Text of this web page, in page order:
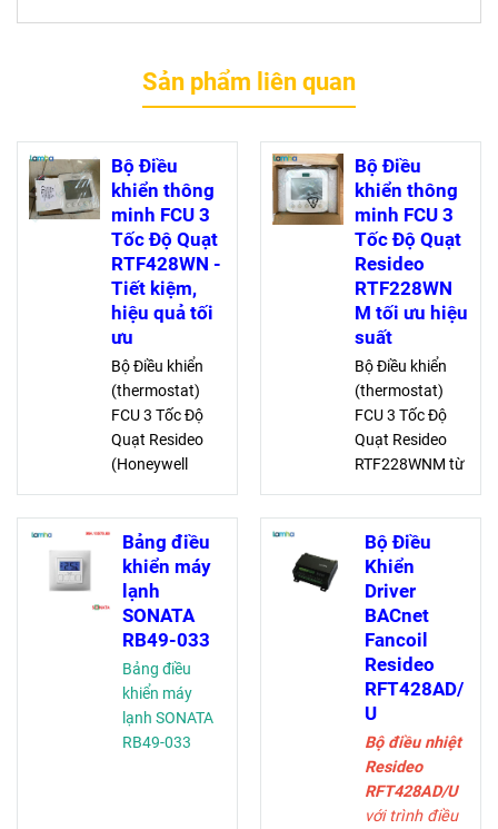
Sản phẩm liên quan
Bộ Điều
khiển thông
minh FCU 3
Tốc Độ Quạt
RTF428WN -
Tiết kiệm,
hiệu quả tối
ưu
Bộ Điều khiển
(thermostat)
FCU 3 Tốc Độ
Quạt Resideo
(Honeywell
RTF428WN kiểm
soát van, quạt 3
tốc độ, tiết kiệm
năng lượng tối
đa và duy trì
nhiệt độ lý
tưởng với chức
năng CPH
Bộ Điều
khiển thông
minh FCU 3
Tốc Độ Quạt
Resideo
RTF228WN
M tối ưu hiệu
suất
Bộ Điều khiển
(thermostat)
FCU 3 Tốc Độ
Quạt Resideo
RTF228WNM từ
Home tích hợp
Modbus RTU,
điều khiển quạt
và van cơ giới.
Đơn giản hóa hệ
thống tòa nhà,
tiết kiệm năng
lượng.
Bảng điều
khiển máy
lạnh
SONATA
RB49-033
Bảng điều
khiển máy
lạnh SONATA
RB49-033
Bộ Điều
Khiển
Driver
BACnet
Fancoil
Resideo
RFT428AD/
U
Bộ điều nhiệt
Resideo
RFT428AD/U
với trình điều